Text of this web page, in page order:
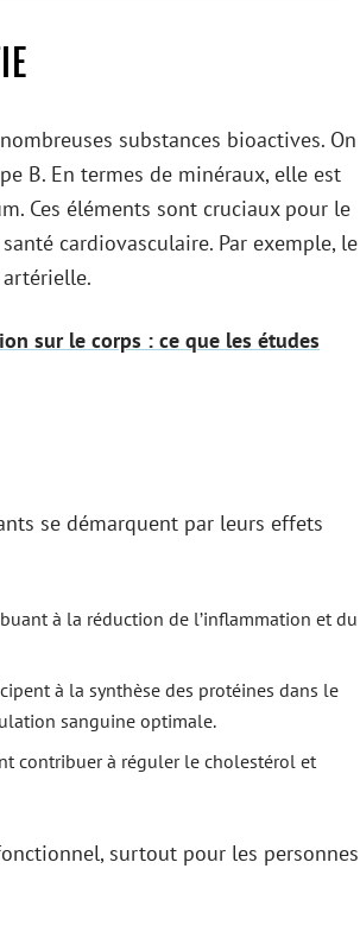
substances bioactives. On
B. En termes de minéraux, elle est
Ces éléments sont cruciaux pour le
cardiovasculaire. Par exemple, le
sur le corps : ce que les études
se démarquent par leurs effets
à la réduction de l’inflammation et du
à la synthèse des protéines dans le
sanguine optimale.
contribuer à réguler le cholestérol et
surtout pour les personnes